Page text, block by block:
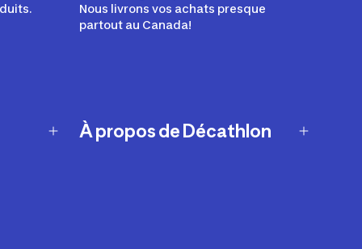
Nous livrons vos achats presque
partout au Canada!
À propos de Décathlon